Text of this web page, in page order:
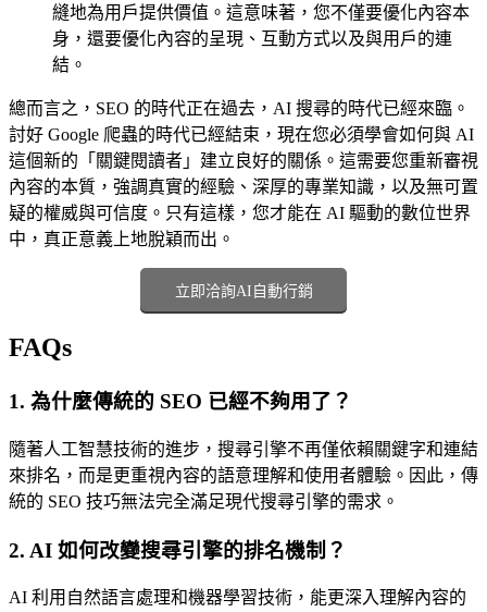
縫地為用戶提供價值。這意味著，您不僅要優化內容本
身，還要優化內容的呈現、互動方式以及與用戶的連
結。
總而言之，SEO 的時代正在過去，AI 搜尋的時代已經來臨。
討好 Google 爬蟲的時代已經結束，現在您必須學會如何與 AI
這個新的「關鍵閱讀者」建立良好的關係。這需要您重新審視
內容的本質，強調真實的經驗、深厚的專業知識，以及無可置
疑的權威與可信度。只有這樣，您才能在 AI 驅動的數位世界
中，真正意義上地脫穎而出。
立即洽詢AI自動行銷
FAQs
1. 為什麼傳統的 SEO 已經不夠用了？
隨著人工智慧技術的進步，搜尋引擎不再僅依賴關鍵字和連結
來排名，而是更重視內容的語意理解和使用者體驗。因此，傳
統的 SEO 技巧無法完全滿足現代搜尋引擎的需求。
2. AI 如何改變搜尋引擎的排名機制？
AI 利用自然語言處理和機器學習技術，能更深入理解內容的